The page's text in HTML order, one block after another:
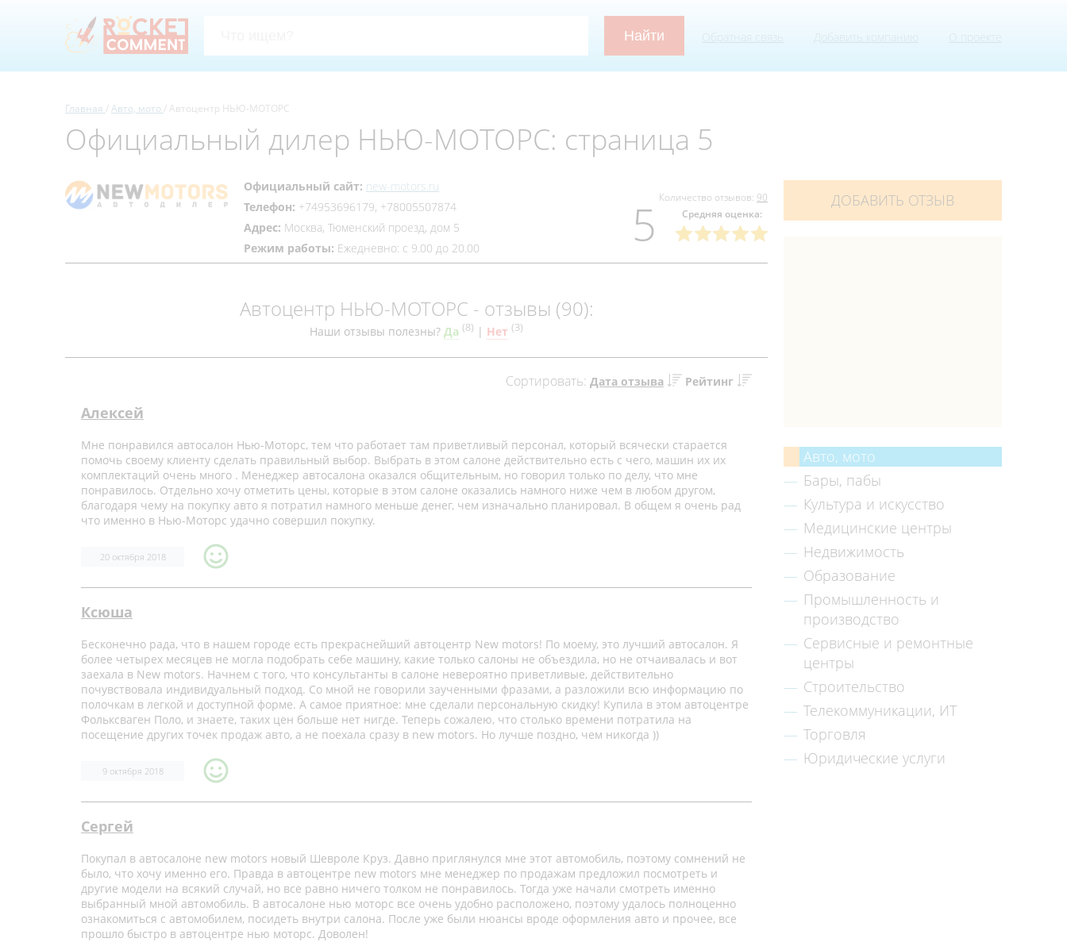
Главная Авто, мото Автоцентр НЬЮ-МОТОРС
Официальный дилер НЬЮ-МОТОРС: страница 5
Количество отзывов: 90
Средняя оценка:
5
Официальный сайт: new-motors.ru
Телефон: +74953696179, +78005507874
Адрес: Москва, Тюменский проезд, дом 5
Режим работы: Ежедневно: с 9.00 до 20.00
Автоцентр НЬЮ-МОТОРС - отзывы (90):
Наши отзывы полезны? Да (8) | Нет (3)
Сортировать: Дата отзыва Рейтинг
Алексей
Мне понравился автосалон Нью-Моторс, тем что работает там приветливый персонал, который всячески старается
помочь своему клиенту сделать правильный выбор. Выбрать в этом салоне действительно есть с чего, машин их их
комплектаций очень много . Менеджер автосалона оказался общительным, но говорил только по делу, что мне
понравилось. Отдельно хочу отметить цены, которые в этом салоне оказались намного ниже чем в любом другом,
благодаря чему на покупку авто я потратил намного меньше денег, чем изначально планировал. В общем я очень рад
что именно в Нью-Моторс удачно совершил покупку.
20 октября 2018
Ксюша
Бесконечно рада, что в нашем городе есть прекраснейший автоцентр New motors! По моему, это лучший автосалон. Я
более четырех месяцев не могла подобрать себе машину, какие только салоны не объездила, но не отчаивалась и вот
заехала в New motors. Начнем с того, что консультанты в салоне невероятно приветливые, действительно
почувствовала индивидуальный подход. Со мной не говорили заученными фразами, а разложили всю информацию по
полочкам в легкой и доступной форме. А самое приятное: мне сделали персональную скидку! Купила в этом автоцентре
Фольксваген Поло, и знаете, таких цен больше нет нигде. Теперь сожалею, что столько времени потратила на
посещение других точек продаж авто, а не поехала сразу в new motors. Но лучше поздно, чем никогдa ))
9 октября 2018
Сергей
Покупал в автосалоне new motors новый Шевроле Круз. Давно приглянулся мне этот автомобиль, поэтому сомнений не
было, что хочу именно его. Правда в автоцентре new motors мне менеджер по продажам предложил посмотреть и
другие модели на всякий случай, но все равно ничего толком не понравилось. Тогда уже начали смотреть именно
выбранный мной автомобиль. В автосалоне нью моторс все очень удобно расположено, поэтому удалось полноценно
ознакомиться с автомобилем, посидеть внутри салона. После уже были нюансы вроде оформления авто и прочее, все
прошло быстро в автоцентре нью моторс. Доволен!
ДОБАВИТЬ ОТЗЫВ
Авто, мото
Бары, пабы
Культура и искусство
Медицинские центры
Недвижимость
Образование
Промышленность и
производство
Сервисные и ремонтные
центры
Строительство
Телекоммуникации, ИТ
Торговля
Юридические услуги